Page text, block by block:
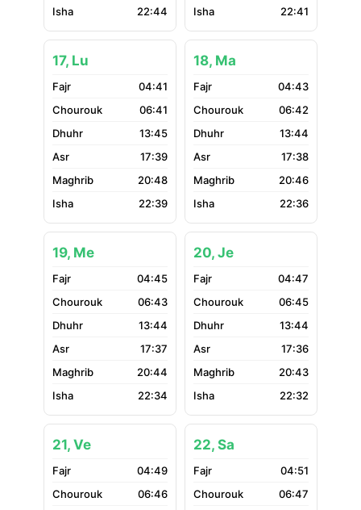
22:44 22:41
17, Lu
04:41
06:41
13:45
17:39
20:48
22:39
18, Ma
04:43
06:42
13:44
17:38
20:46
22:36
19, Me
04:45
06:43
13:44
17:37
20:44
22:34
20, Je
04:47
06:45
13:44
17:36
20:43
22:32
21, Ve
04:49
06:46
22, Sa
04:51
06:47